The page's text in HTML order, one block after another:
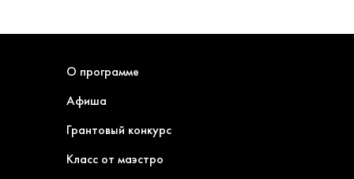
О программе
Афиша
Грантовый конкурс
Класс от маэстро